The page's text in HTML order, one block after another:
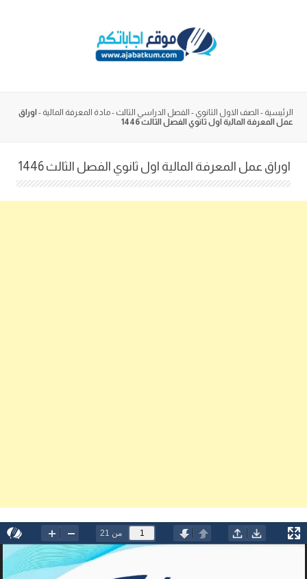
الرئيسية - الصف الاول الثانوي - الفصل الدراسي الثالث -مادة المعرفة المالية - اوراق
عمل المعرفة المالية اول ثانوي الفصل الثالث 1446
اوراق عمل المعرفة المالية اول ثانوي الفصل الثالث 1446